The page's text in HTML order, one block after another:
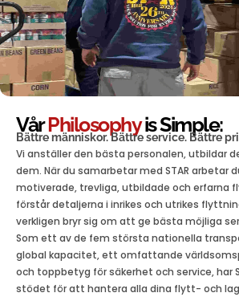
VårPhilosophyis Simple:
Bättre människor. Bättre service. Bättre
Vi anställer den bästa personalen, utbildar
dem. När du samarbetar med STAR arbetar
motiverade, trevliga, utbildade och erfarna
förstår detaljerna i inrikes och utrikes
verkligen bryr sig om att ge bästa möjliga
Som ett av de fem största nationella
global kapacitet, ett omfattande
och toppbetyg för säkerhet och service, har
stödet för att hantera alla dina flytt- och